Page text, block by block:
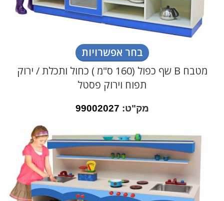
בחר אפשרויות
מטבח B שף כפול (160 ס"מ ) כחול ותכלת / ירוק
תפוח וירוק פסטל
מק"ט: 99002027